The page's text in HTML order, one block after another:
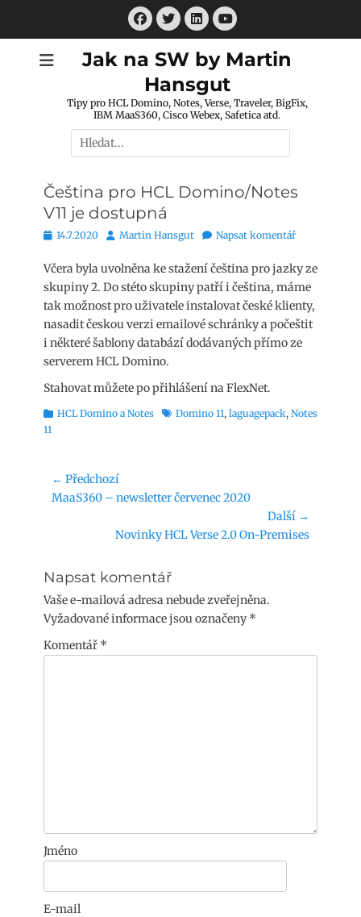
Facebook
Twitter
LinkedIn
Youtube
Jak na SW by Martin
Hansgut
Tipy pro HCL Domino, Notes, Verse, Traveler, BigFix,
IBM MaaS360, Cisco Webex, Safetica atd.
Hledat:
Čeština pro HCL Domino/Notes
V11 je dostupná
Publikováno
14.7.2020 AutorMartin Hansgut Napsat komentář
Včera byla uvolněna ke stažení čeština pro jazky ze
skupiny 2. Do stéto skupiny patří i čeština, máme
tak možnost pro uživatele instalovat české klienty,
nasadit českou verzi emailové schránky a počeštit
i některé šablony databází dodávaných přímo ze
serverem HCL Domino.
Stahovat můžete po přihlášení na FlexNet.
Rubriky
HCL Domino a Notes ŠtítkyDomino 11, laguagepack, Notes
11
Navigace
pro
← Předchozí
Předchozí
MaaS360 – newsletter červenec 2020
Další →
Novinky HCL Verse 2.0 On-Premises
Napsat komentář
Vaše e-mailová adresa nebude zveřejněna.
Vyžadované informace jsou označeny *
Komentář *
Jméno
E-mail